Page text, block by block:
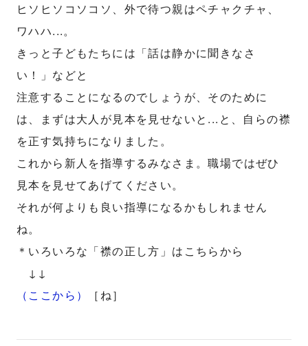
ヒソヒソコソコソ、外で待つ親はペチャクチャ、
ワハハ...。
きっと子どもたちには「話は静かに聞きなさ
い！」などと
注意することになるのでしょうが、そのために
は、まずは大人が見本を見せないと...と、自らの襟
を正す気持ちになりました。
これから新人を指導するみなさま。職場ではぜひ
見本を見せてあげてください。
それが何よりも良い指導になるかもしれません
ね。
＊いろいろな「襟の正し方」はこちらから
↓↓
（ここから）
［ね］